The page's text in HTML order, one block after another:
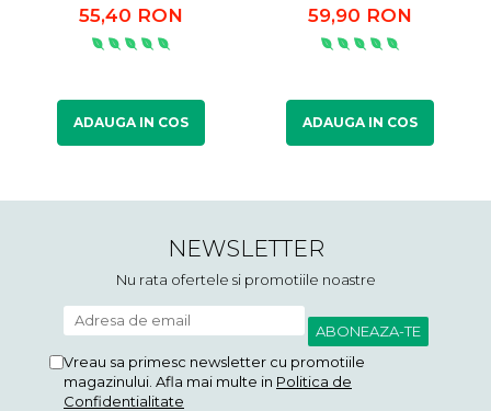
55,40 RON
ADAUGA IN COS
59,90 RON
ADAUGA IN COS
NEWSLETTER
Nu rata ofertele si promotiile noastre
Vreau sa primesc newsletter cu promotiile
magazinului. Afla mai multe in Politica de
Confidentialitate